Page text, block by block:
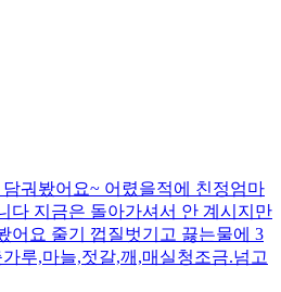
궈봤어요~ 어렸을적에 친정엄마
다 지금은 돌아가셔서 안 계시지만
어요 줄기 껍질벗기고 끓는물에 3
루,마늘,젓갈,깨,매실청조금.넘고